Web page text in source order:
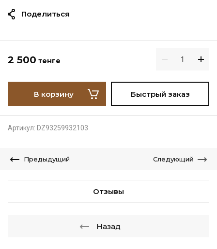
2 500 тенге
В корзину Быстрый заказ
Артикул: DZ93259932103
Поделиться
Предыдущий Следующий
Отзывы
Назад